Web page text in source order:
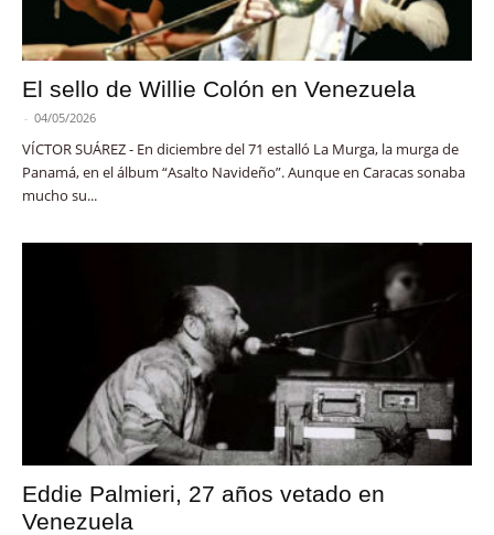
El sello de Willie Colón en Venezuela
- 04/05/2026
VÍCTOR SUÁREZ - En diciembre del 71 estalló La Murga, la murga de
Panamá, en el álbum “Asalto Navideño”. Aunque en Caracas sonaba
mucho su...
Eddie Palmieri, 27 años vetado en
Venezuela